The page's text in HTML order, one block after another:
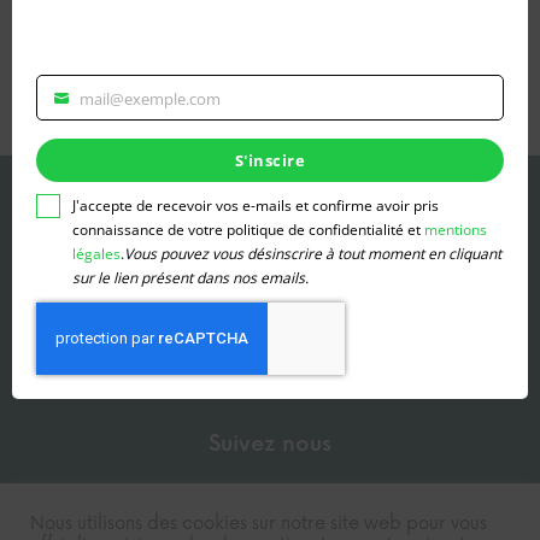
Veuillez
votre
adresse
email
pour
vous
inscrire
mail@exemple.com
S'inscire
J'accepte de recevoir vos e-mails et confirme avoir pris
connaissance de votre politique de confidentialité et mentions
légales.Vous pouvez vous désinscrire à tout moment en cliquant
sur le lien présent dans nos emails.
Contact
Sandra Marécaux
06 29 56 18 87
contact@laterredenosenfants.fr
Dossier de presse
Suivez nous